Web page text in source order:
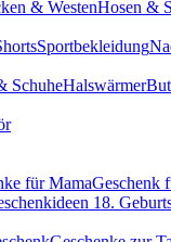
& WestenHosen &
Sportbekleidung
SchuheHalswärmer
für MamaGeschenk
18.